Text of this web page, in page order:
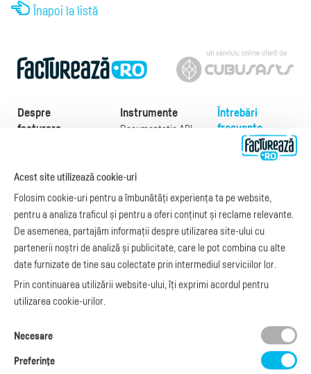
Înapoi la listă
Despre
facturare
Exemple de facturi
Model factură
Manual de
facturare
Legislaţie facturi
Facturare online
blog.factureaza.ro
Instrumente
Documentație API
e-Factura B2C
API e-Factura
e-Transport
Integrare Stripe
Integrare
SmartFintech
Integrare PrestaShop
Întrebări
frecvente
Despre noi
ajutor?
L-V: 09:00 - 17:00
0368 409 233
Acest site utilizează cookie-uri
Folosim cookie-uri pentru a îmbunătăți experiența ta pe website,
pentru a analiza traficul și pentru a oferi conținut și reclame relevante.
De asemenea, partajăm informații despre utilizarea site-ului cu
partenerii noștri de analiză și publicitate, care le pot combina cu alte
date furnizate de tine sau colectate prin intermediul serviciilor lor.
Prin continuarea utilizării website-ului, îți exprimi acordul pentru
utilizarea cookie-urilor.
Necesare
Preferinţe